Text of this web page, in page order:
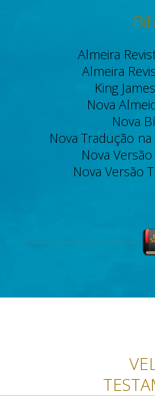
Almeira
Almeira
King
Nova
Nova
Nova Tradução
Nova
Nova Versão